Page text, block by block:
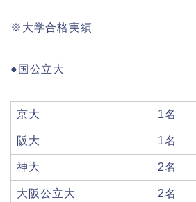
※大学合格実績
●国公立大
京大 1名
阪大 1名
神大 2名
大阪公立大 2名